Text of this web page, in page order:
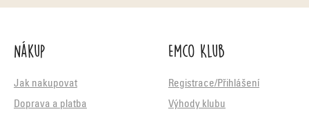
Nákup
Jak nakupovat
Doprava a platba
Emco Klub
Registrace/Přihlášení
Výhody klubu